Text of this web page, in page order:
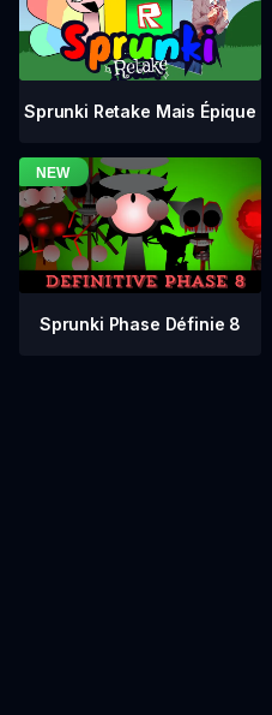
Sprunki Retake Mais Épique
Sprunki Phase Définie 8